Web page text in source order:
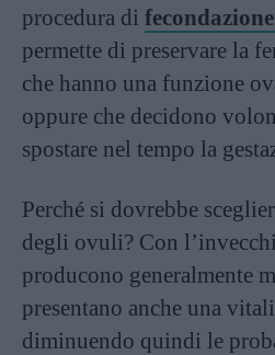
procedura di
permette di preservare la
che hanno una funzione
oppure che decidono
spostare nel tempo la
Perché si dovrebbe
degli ovuli? Con
producono generalmente
presentano anche una
diminuendo quindi le